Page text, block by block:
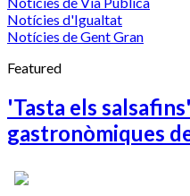
Notícies d'Igualtat
Notícies de Gent Gran
Featured
'Tasta els
gastronòmiques